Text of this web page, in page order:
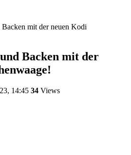
mit der neuen Kodi
Backen mit der
14:45 34 Views